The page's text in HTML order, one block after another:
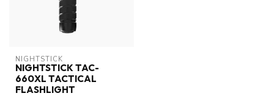
NIGHTSTICK
NIGHTSTICK TAC-
660XL TACTICAL
FLASHLIGHT